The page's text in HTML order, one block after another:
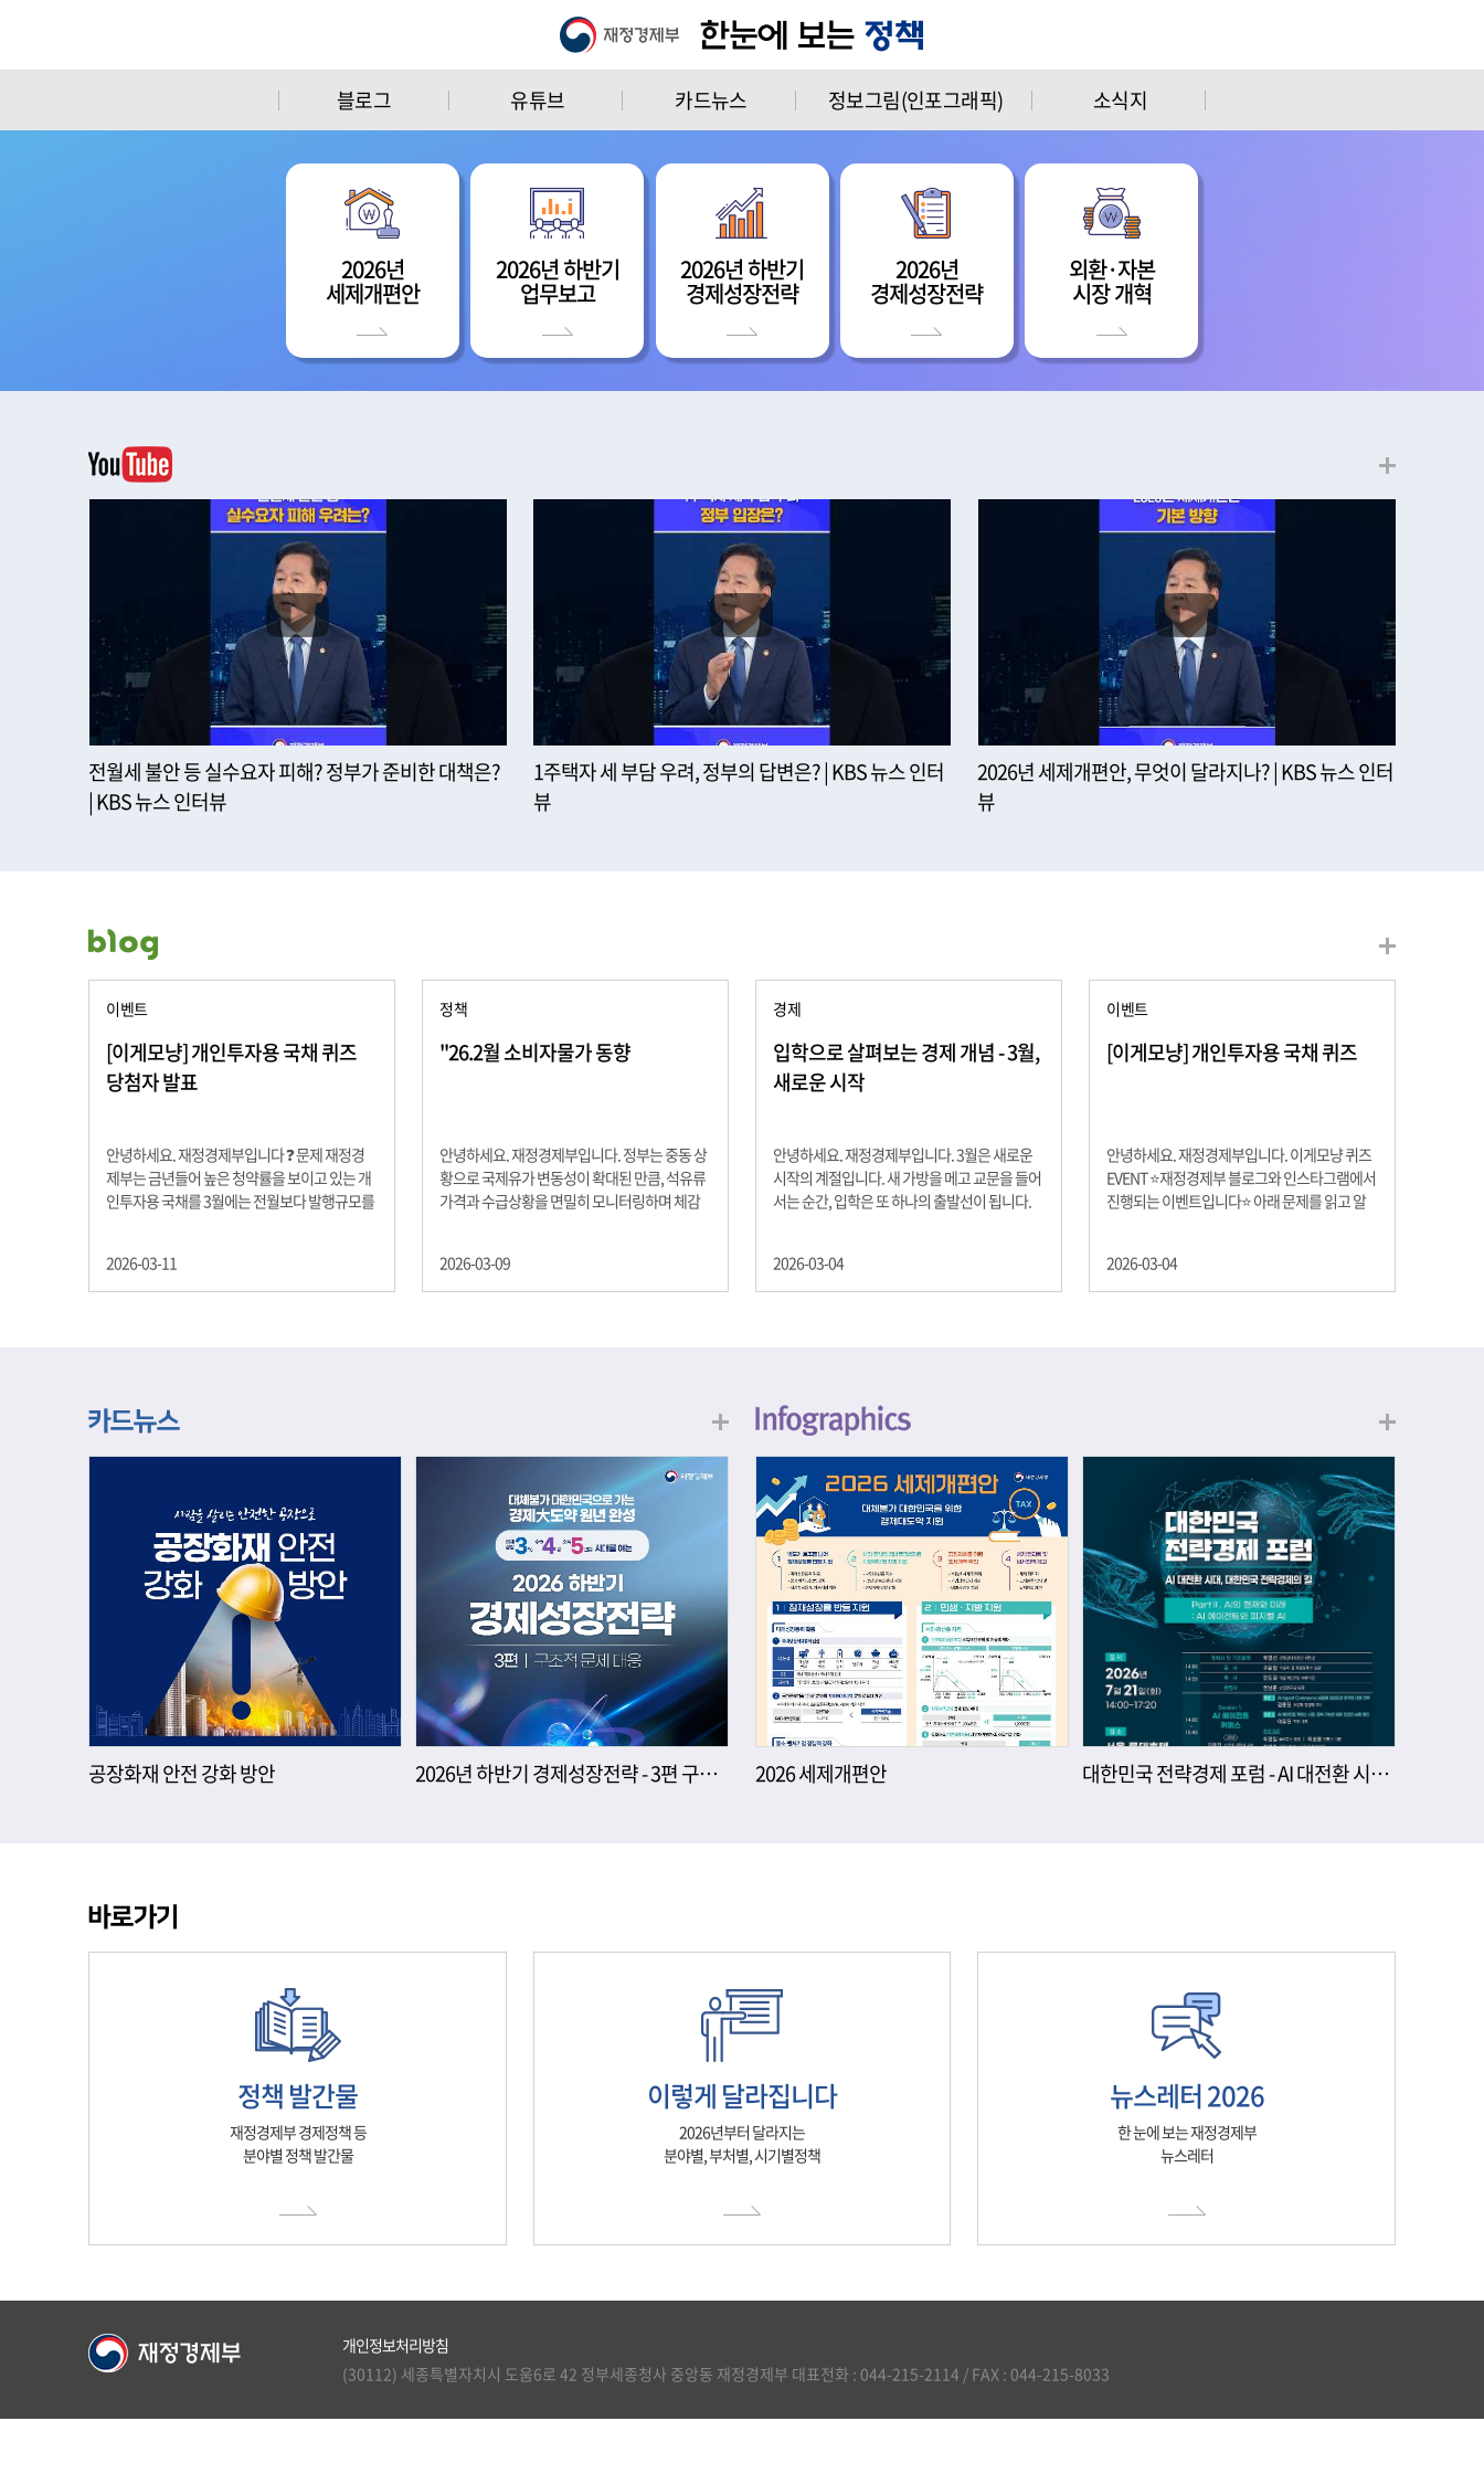
블로그 유튜브 카드뉴스 정보그림(인포그래픽) 소식지
2026년
세제개편안
2026년 하반기
업무보고
2026년 하반기
경제성장전략
2026년
경제성장전략
외환·자본
시장 개혁
전월세 불안 등 실수요자 피해? 정부가 준비한 대책은?
| KBS 뉴스 인터뷰
1주택자 세 부담 우려, 정부의 답변은? | KBS 뉴스 인터
뷰
2026년 세제개편안, 무엇이 달라지나? | KBS 뉴스 인터
뷰
이벤트
[이게모냥] 개인투자용 국채 퀴즈
당첨자 발표
안녕하세요. 재정경제부입니다 ❓ 문제 재정경
제부는 금년들어 높은 청약률을 보이고 있는 개
인투자용 국채를 3월에는 전월보다 발행규모를
년물 900억원, 20년물 300억원입니다. 그렇다
면 3월 개인투자용 국채의 총 발행 예정 금액은
은 인스타그램 개별 DM으로 폼링크를 전달드립
니다.
2026-03-11
정책
"26.2월 소비자물가 동향
안녕하세요. 재정경제부입니다. 정부는 중동 상
황으로 국제유가 변동성이 확대된 만큼, 석유류
가격과 수급상황을 면밀히 모니터링하며 체감
고 추세적 흐름을 보여주는 근원물가는 2.3% 상
승 향후 지정학적 요인, 기상여건 등 불확실성이
2026-03-09
경제
입학으로 살펴보는 경제 개념 - 3월,
새로운 시작
안녕하세요. 재정경제부입니다. 3월은 새로운
시작의 계절입니다. 새 가방을 메고 교문을 들어
서는 순간, 입학은 또 하나의 출발선이 됩니다.
음이기도 합니다. 입학이라는 순간을 경제의 시
각으로 바라보면, 우리는 한 가지 중요한 개념을
식, 친구들과의 협업, 다양한 활동 속에서 얻는
문제 해결 경험은 모두 개인의 역량으로 축적됩
니다. 경제학에서는 이.......
2026-03-04
이벤트
[이게모냥] 개인투자용 국채 퀴즈
안녕하세요. 재정경제부입니다. 이게모냥 퀴즈
EVENT ⭐재정경제부 블로그와 인스타그램에서
진행되는 이벤트입니다⭐ 아래 문제를 읽고 알
자용 국채를 3월에는 전월보다 발행규모를 100
억원 확대합니다. 2026년 3월에 발행 예정인 ⎾
폰 (60명) 참여.......
2026-03-04
공장화재 안전 강화 방안 2026년 하반기 경제성장전략 - 3편 구조적 문제 대응 2026 세제개편안 대한민국 전략경제 포럼 - AI 대전환 시대, 대한민국 전략경제의 길
정책 발간물
재정경제부 경제정책 등
분야별 정책 발간물
이렇게 달라집니다
2026년부터 달라지는
분야별, 부처별, 시기별정책
뉴스레터 2026
한 눈에 보는 재정경제부
뉴스레터
개인정보처리방침
(30112) 세종특별자치시 도움6로 42 정부세종청사 중앙동 재정경제부 대표전화 : 044-215-2114 / FAX : 044-215-8033